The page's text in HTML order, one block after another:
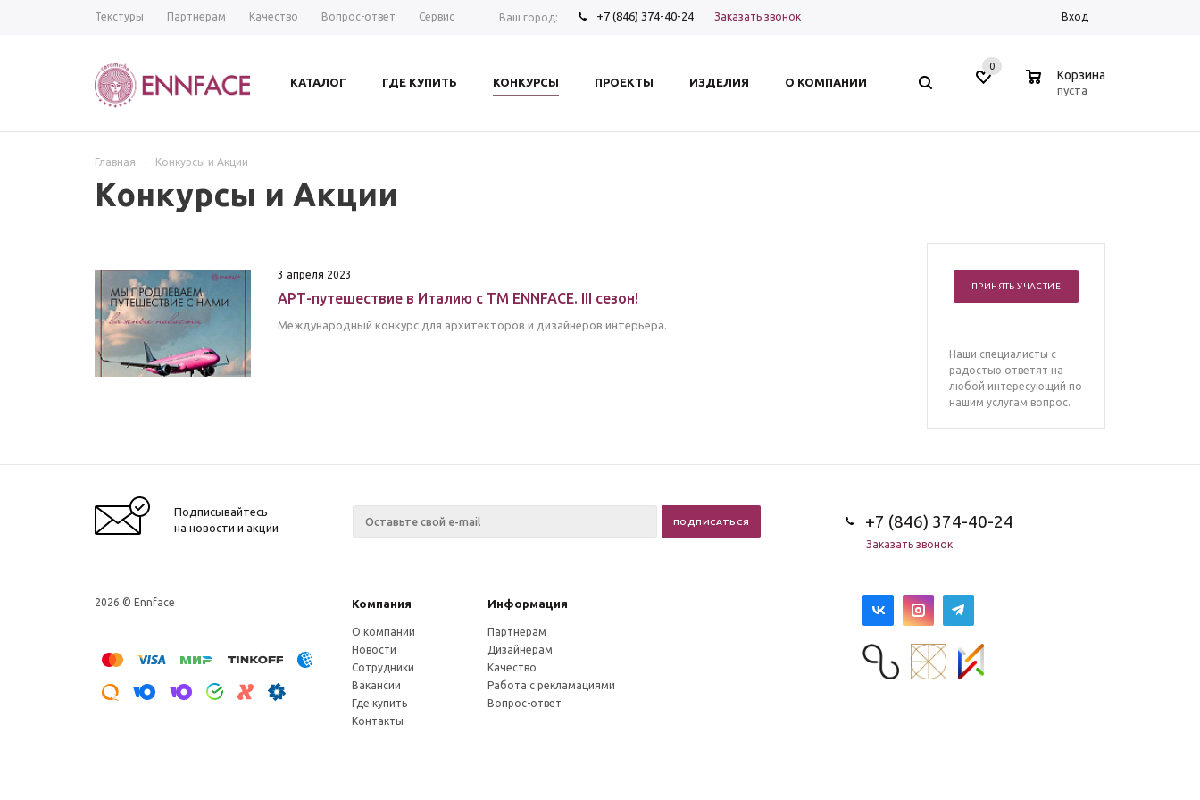
Текстуры Партнерам Качество Вопрос-ответ Сервис Ваш город: +7 (846) 374-40-24 Заказать звонок Вход
КАТАЛОГ ГДЕ КУПИТЬ КОНКУРСЫ ПРОЕКТЫ ИЗДЕЛИЯ О КОМПАНИИ
0
Корзина
пуста
Главная - Конкурсы и Акции
Конкурсы и Акции
ПРИНЯТЬ УЧАСТИЕ
Наши специалисты с
радостью ответят на
любой интересующий по
нашим услугам вопрос.
3 апреля 2023
АРТ-путешествие в Италию с ТМ ENNFACE. III сезон!
Международный конкурс для архитекторов и дизайнеров интерьера.
Подписывайтесь
на новости и акции
+7 (846) 374-40-24
Заказать звонок
2026 © Ennface Компания Информация
О компании
Новости
Сотрудники
Вакансии
Где купить
Контакты
Партнерам
Дизайнерам
Качество
Работа с рекламациями
Вопрос-ответ